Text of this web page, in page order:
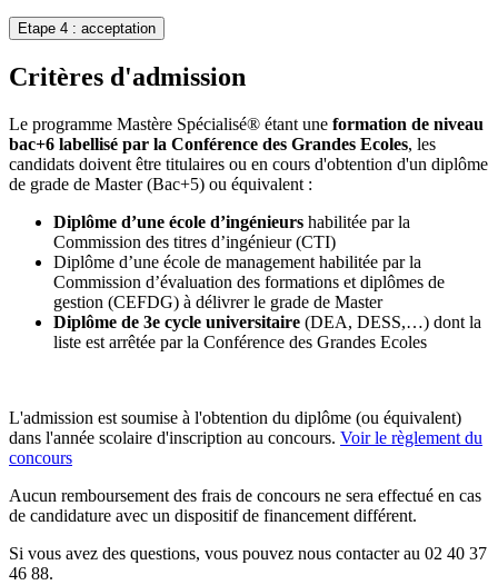
Etape 4 : acceptation
Critères d'admission
Le programme Mastère Spécialisé® étant une formation de niveau
bac+6 labellisé par la Conférence des Grandes Ecoles, les
candidats doivent être titulaires ou en cours d'obtention d'un diplôme
de grade de Master (Bac+5) ou équivalent :
Diplôme d’une école d’ingénieurs habilitée par la
Commission des titres d’ingénieur (CTI)
Diplôme d’une école de management habilitée par la
Commission d’évaluation des formations et diplômes de
gestion (CEFDG) à délivrer le grade de Master
Diplôme de 3e cycle universitaire (DEA, DESS,…) dont la
liste est arrêtée par la Conférence des Grandes Ecoles
L'admission est soumise à l'obtention du diplôme (ou équivalent)
dans l'année scolaire d'inscription au concours. Voir le règlement du
concours
Aucun remboursement des frais de concours ne sera effectué en cas
de candidature avec un dispositif de financement différent.
Si vous avez des questions, vous pouvez nous contacter au 02 40 37
46 88.